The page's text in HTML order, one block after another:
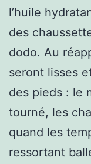
l’huile
des
dodo. Au
seront lisses
des pieds : le
tourné, les
quand les
ressortant